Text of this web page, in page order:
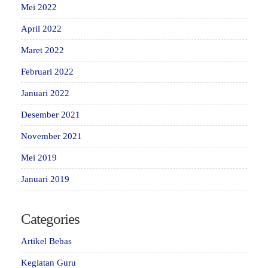
Mei 2022
April 2022
Maret 2022
Februari 2022
Januari 2022
Desember 2021
November 2021
Mei 2019
Januari 2019
Categories
Artikel Bebas
Kegiatan Guru